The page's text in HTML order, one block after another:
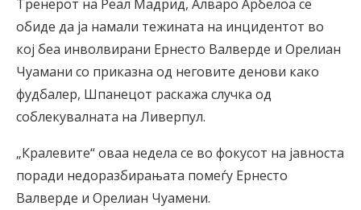
Тренерот на Реал Мадрид, Алваро Арбелоа се
обиде да ја намали тежината на инцидентот во
кој беа инволвирани Ернесто Валверде и Орелиан
Чуамани со приказна од неговите денови како
фудбалер, Шпанецот раскажа случка од
соблекувалната на Ливерпул.
„Кралевите“ оваа недела се во фокусот на јавноста
поради недоразбирањата помеѓу Ернесто
Валверде и Орелиан Чуамени.